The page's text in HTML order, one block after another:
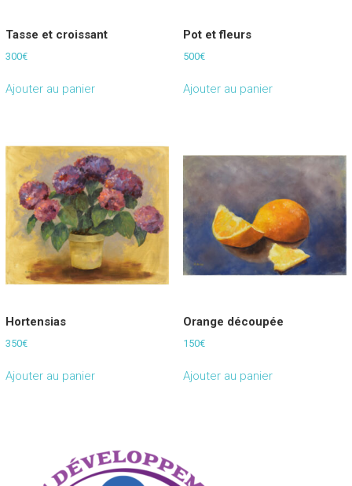
Tasse et croissant
300€
Ajouter au panier
Pot et fleurs
500€
Ajouter au panier
Hortensias
350€
Ajouter au panier
Orange découpée
150€
Ajouter au panier